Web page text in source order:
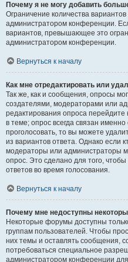
Почему я не могу добавить
Ограничение количества
администратором конференции.
вариантов, превышающее это
администратором конференции.
Вернуться к началу
Как мне отредактировать или
Так же, как и сообщения, опросы
создателями, модераторами или
редактирования опроса
в теме; опрос всегда связан
проголосовать, то вы можете
из вариантов ответа. Однако если
модераторы или администраторы
опрос. Это сделано для того,
ответов во время голосования.
Вернуться к началу
Почему мне недоступны
Некоторые форумы доступны
группам пользователей. Чтобы
них темы и оставлять сообщения,
потребоваться специальное
администратором конференции